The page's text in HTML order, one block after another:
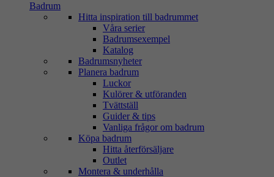
Badrum
Hitta inspiration till badrummet
Våra serier
Badrumsexempel
Katalog
Badrumsnyheter
Planera badrum
Luckor
Kulörer & utföranden
Tvättställ
Guider & tips
Vanliga frågor om badrum
Köpa badrum
Hitta återförsäljare
Outlet
Montera & underhålla